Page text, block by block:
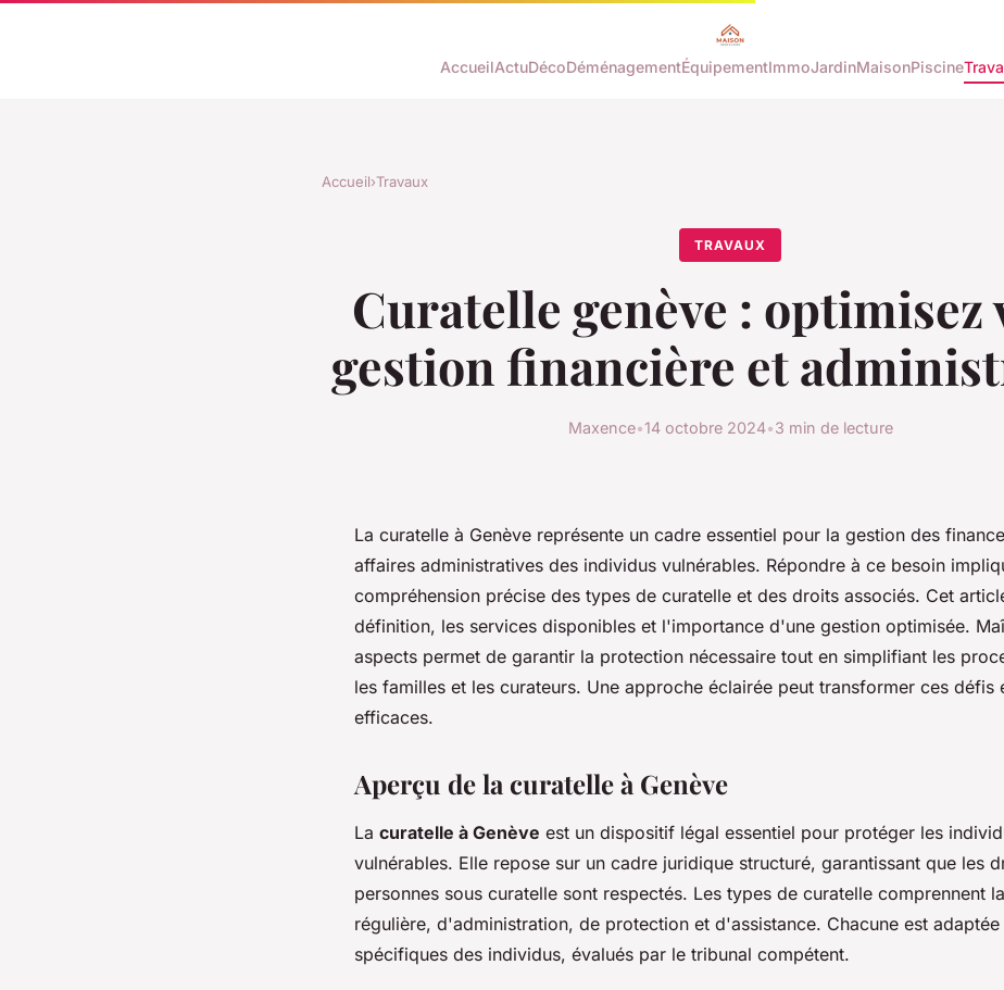
AccueilActuDécoDéménagementÉquipementImmoJardinMaisonPiscine
Accueil›Travaux
TRAVAUX
Curatelle genève : optimisez
gestion financière et
Maxence•14 octobre 2024•3 min de lecture
La curatelle à Genève représente un cadre essentiel pour la gestion des
affaires administratives des individus vulnérables. Répondre à ce besoin
compréhension précise des types de curatelle et des droits associés. Cet
définition, les services disponibles et l'importance d'une gestion optimisée.
aspects permet de garantir la protection nécessaire tout en simplifiant les
les familles et les curateurs. Une approche éclairée peut transformer ces défis
efficaces.
Aperçu de la curatelle à Genève
La curatelle à Genève est un dispositif légal essentiel pour protéger les
vulnérables. Elle repose sur un cadre juridique structuré, garantissant que les
personnes sous curatelle sont respectés. Les types de curatelle comprennent
régulière, d'administration, de protection et d'assistance. Chacune est
spécifiques des individus, évalués par le tribunal compétent.